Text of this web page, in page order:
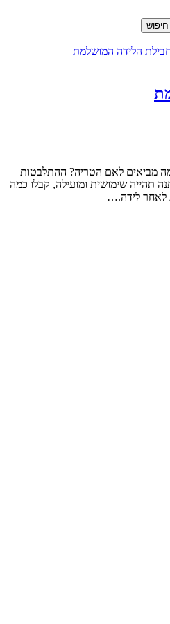
חיפוש
מביאים לאם הטריה? ההתלבטות
שימושית ומועילה, קבלו כמה
לאחר לידה.…